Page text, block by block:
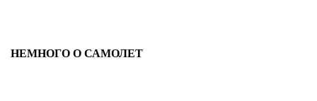
НЕМНОГО О САМОЛЕТ